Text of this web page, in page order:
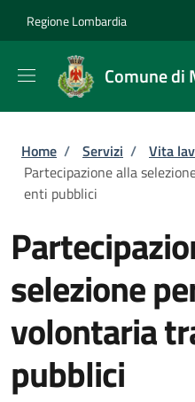
Regione Lombardia
Comune di
Briciole di
Home / Servizi / Vita
Partecipazione alla
enti pubblici
selezione
volontaria
pubblici